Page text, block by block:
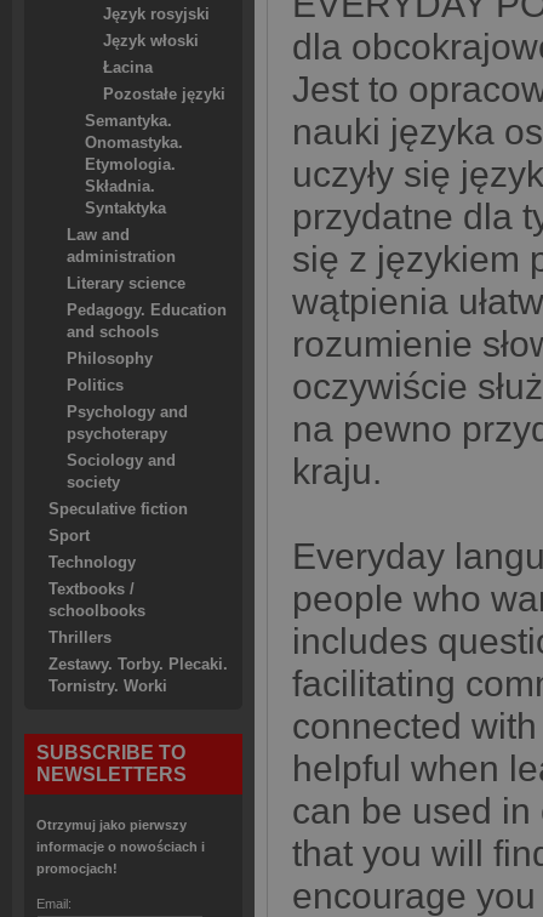
Język rosyjski
Język włoski
Łacina
Pozostałe języki
Semantyka.
Onomastyka.
Etymologia.
Składnia.
Syntaktyka
Law and
administration
Literary science
Pedagogy. Education
and schools
Philosophy
Politics
Psychology and
psychoterapy
Sociology and
society
Speculative fiction
Sport
Technology
Textbooks /
schoolbooks
Thrillers
Zestawy. Torby. Plecaki.
Tornistry. Worki
SUBSCRIBE TO
NEWSLETTERS
Otrzymuj jako pierwszy
informacje o nowościach i
promocjach!
Email:
dla
Jest to
nauki języka
uczyły się
przydatne dla
się z językiem
wątpienia
rozumienie
oczywiście
na pewno
kraju.
Everyday
people who
includes
facilitating
connected
helpful when
can be used
that you will
encourage